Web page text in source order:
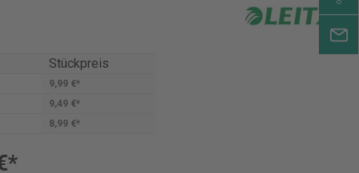
Stückpreis
9,99 €*
9,49 €*
8,99 €*